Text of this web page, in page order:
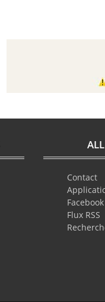
Contact
Facebook
Flux RSS